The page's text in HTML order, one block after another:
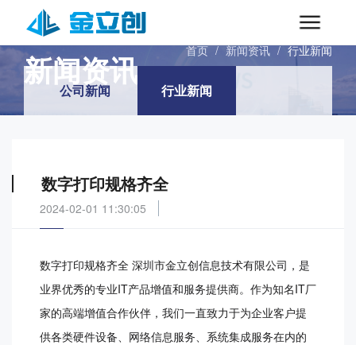
INFORMATIONS
新闻资讯 首页 / 新闻资讯 / 行业新闻
公司新闻 行业新闻
数字打印规格齐全
2024-02-01 11:30:05
数字打印规格齐全 深圳市金立创信息技术有限公司，是
业界优秀的专业IT产品增值和服务提供商。作为知名IT厂
家的高端增值合作伙伴，我们一直致力于为企业客户提
供各类硬件设备、网络信息服务、系统集成服务在内的